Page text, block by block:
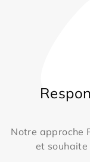
Notre approche
et